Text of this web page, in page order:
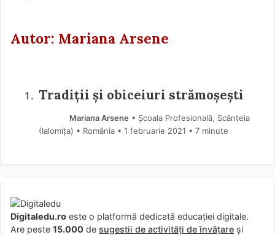
Autor: Mariana Arsene
Tradiții și obiceiuri strămoșești
Mariana Arsene • Școala Profesională, Scânteia
(Ialomiţa) • România
1 februarie 2021 • 7 minute
Digitaledu.ro este o platformă dedicată educației digitale.
Are peste 15.000 de sugestii de activități de învățare și